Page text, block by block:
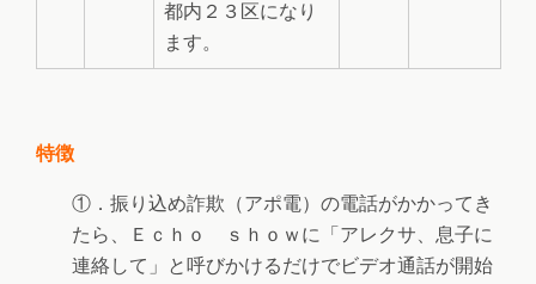
都内２３区になり
ます。
特徴
①．振り込め詐欺（アポ電）の電話がかかってき
たら、Ｅｃｈｏ ｓｈｏｗに「アレクサ、息子に
連絡して」と呼びかけるだけでビデオ通話が開始